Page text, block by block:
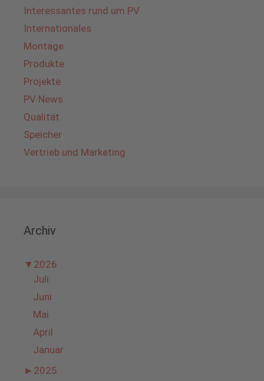
Interessantes rund um PV
Internationales
Montage
Produkte
Projekte
PV News
Qualität
Speicher
Vertrieb und Marketing
Archiv
▼ 2026
Juli
Juni
Mai
April
Januar
► 2025